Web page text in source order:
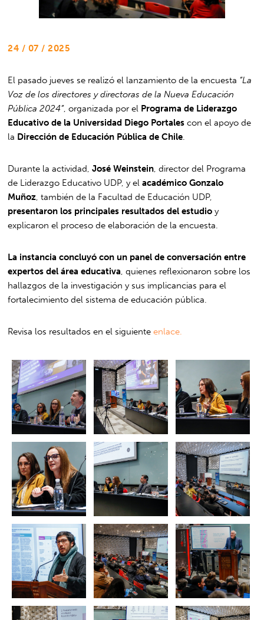
24 / 07 / 2025
El pasado jueves se realizó el lanzamiento de la encuesta “La
Voz de los directores y directoras de la Nueva Educación
Pública 2024”, organizada por el Programa de Liderazgo
Educativo de la Universidad Diego Portalescon el apoyo de
la Dirección de Educación Pública de Chile
Durante la actividad,José Weinstein , director del Programa
de Liderazgo Educativo UDP, y elacadémico Gonzalo
Muñoz , también de la Facultad de Educación UDP,
presentaron los principales resultados del estudio y
explicaron el proceso de elaboración de la encuesta.
La instancia concluyó con un panel de conversación entre
expertos del área educativa , quienes reflexionaron sobre los
hallazgos de la investigación y sus implicancias para el
fortalecimiento del sistema de educación pública.
Revisa los resultados en el siguienteenlace.